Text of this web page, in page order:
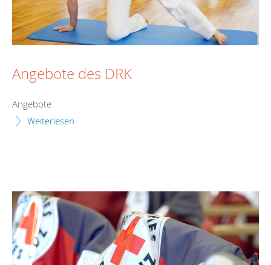
Angebote des DRK
Angebote
Weiterlesen